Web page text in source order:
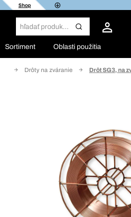
Shop
Sortiment Oblasti použitia
Drôty na zváranie Drôt SG3, na